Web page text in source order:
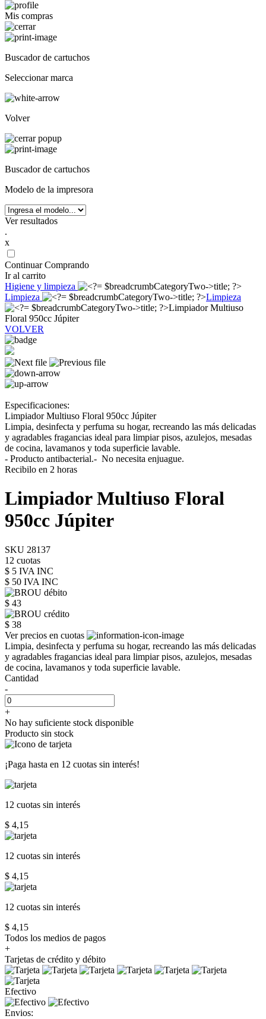
Mis compras
Buscador de cartuchos
Seleccionar marca
Volver
Buscador de cartuchos
Modelo de la impresora
Ver resultados
.
x
Continuar Comprando
Ir al carrito
Higiene y limpieza
Limpieza
Limpieza
Limpiador Multiuso
Floral 950cc Júpiter
VOLVER
Especificaciones:
Limpiador Multiuso Floral 950cc Júpiter
Limpia, desinfecta y perfuma su hogar, recreando las más delicadas
y agradables fragancias ideal para limpiar pisos, azulejos, mesadas
de cocina, lavamanos y toda superficie lavable.
- Producto antibacterial.- No necesita enjuague.
Recibilo en 2 horas
Limpiador Multiuso Floral
950cc Júpiter
SKU 28137
12 cuotas
$ 5 IVA INC
$ 50 IVA INC
$ 43
$ 38
Ver precios en cuotas
Limpia, desinfecta y perfuma su hogar, recreando las más delicadas
y agradables fragancias ideal para limpiar pisos, azulejos, mesadas
de cocina, lavamanos y toda superficie lavable.
Cantidad
-
+
No hay suficiente stock disponible
Producto sin stock
¡Paga hasta en 12 cuotas sin interés!
12 cuotas sin interés
$ 4,15
12 cuotas sin interés
$ 4,15
12 cuotas sin interés
$ 4,15
Todos los medios de pagos
+
Tarjetas de crédito y débito
Efectivo
Envios: